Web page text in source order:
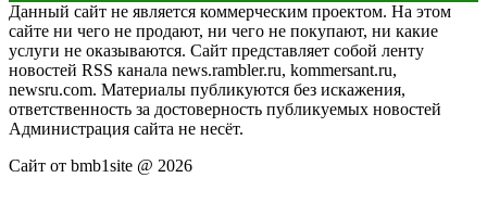
Данный сайт не является коммерческим проектом. На этом
сайте ни чего не продают, ни чего не покупают, ни какие
услуги не оказываются. Сайт представляет собой ленту
новостей RSS канала news.rambler.ru, kommersant.ru,
newsru.com. Материалы публикуются без искажения,
ответственность за достоверность публикуемых новостей
Администрация сайта не несёт.
Сайт от bmb1site @ 2026